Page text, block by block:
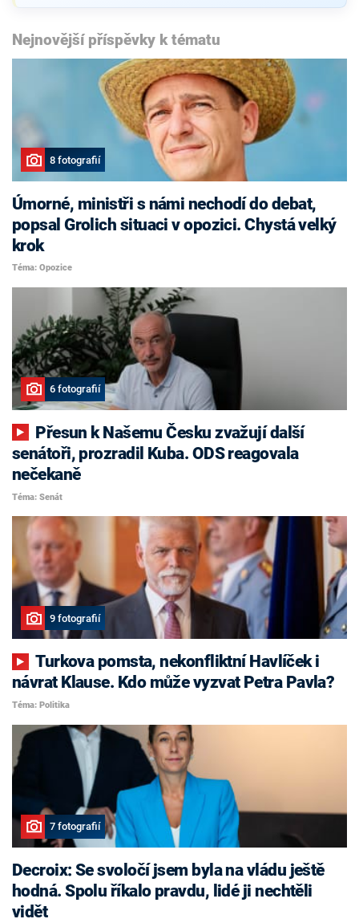
Nejnovější příspěvky k tématu
8 fotografií
Úmorné, ministři s námi nechodí do debat,
popsal Grolich situaci v opozici. Chystá velký
krok
Téma: Opozice
6 fotografií
senátoři, prozradil Kuba. ODS reagovala
nečekaně
Téma: Senát
9 fotografií
Turkova pomsta, nekonfliktní Havlíček i
návrat Klause. Kdo může vyzvat Petra Pavla?
Téma: Politika
7 fotografií
Decroix: Se svoločí jsem byla na vládu ještě
hodná. Spolu říkalo pravdu, lidé ji nechtěli
vidět